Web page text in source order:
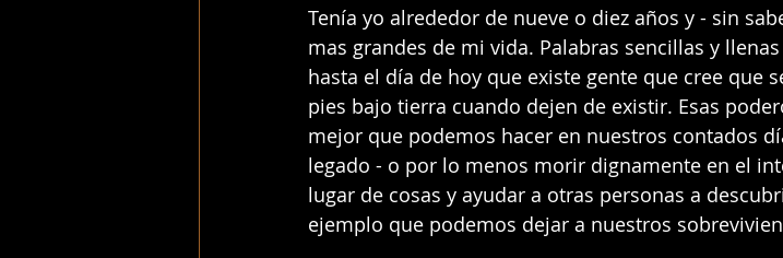
Tenía yo alrededor de nueve o diez años y - sin
mas grandes de mi vida. Palabras sencillas y
hasta el día de hoy que existe gente que cree que
pies bajo tierra cuando dejen de existir. Esas
mejor que podemos hacer en nuestros contados
legado - o por lo menos morir dignamente en el
lugar de cosas y ayudar a otras personas a
ejemplo que podemos dejar a nuestros